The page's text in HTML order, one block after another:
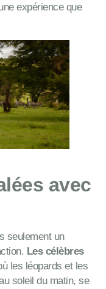
expérience que
avec
seulement un
Les célèbres
les léopards et les
soleil du matin, se